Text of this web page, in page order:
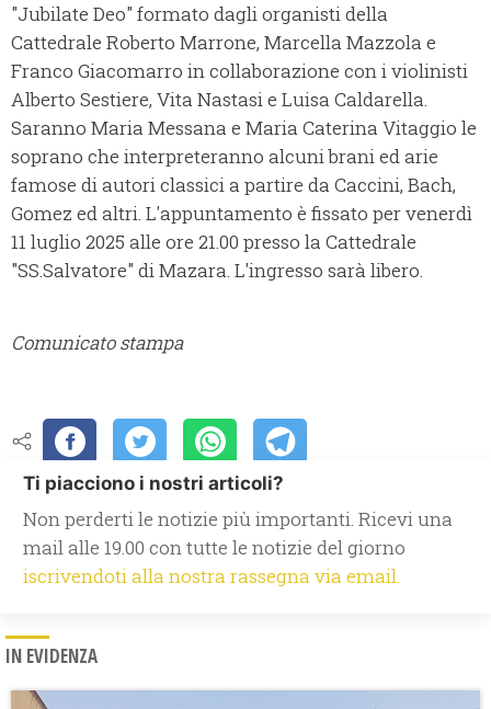
"Jubilate Deo" formato dagli organisti della
Cattedrale Roberto Marrone, Marcella Mazzola e
Franco Giacomarro in collaborazione con i violinisti
Alberto Sestiere, Vita Nastasi e Luisa Caldarella.
Saranno Maria Messana e Maria Caterina Vitaggio le
soprano che interpreteranno alcuni brani ed arie
famose di autori classici a partire da Caccini, Bach,
Gomez ed altri. L'appuntamento è fissato per venerdì
11 luglio 2025 alle ore 21.00 presso la Cattedrale
"SS.Salvatore" di Mazara. L'ingresso sarà libero.
Comunicato stampa
Ti piacciono i nostri articoli?
Non perderti le notizie più importanti. Ricevi una
mail alle 19.00 con tutte le notizie del giorno
iscrivendoti alla nostra rassegna via email.
IN EVIDENZA